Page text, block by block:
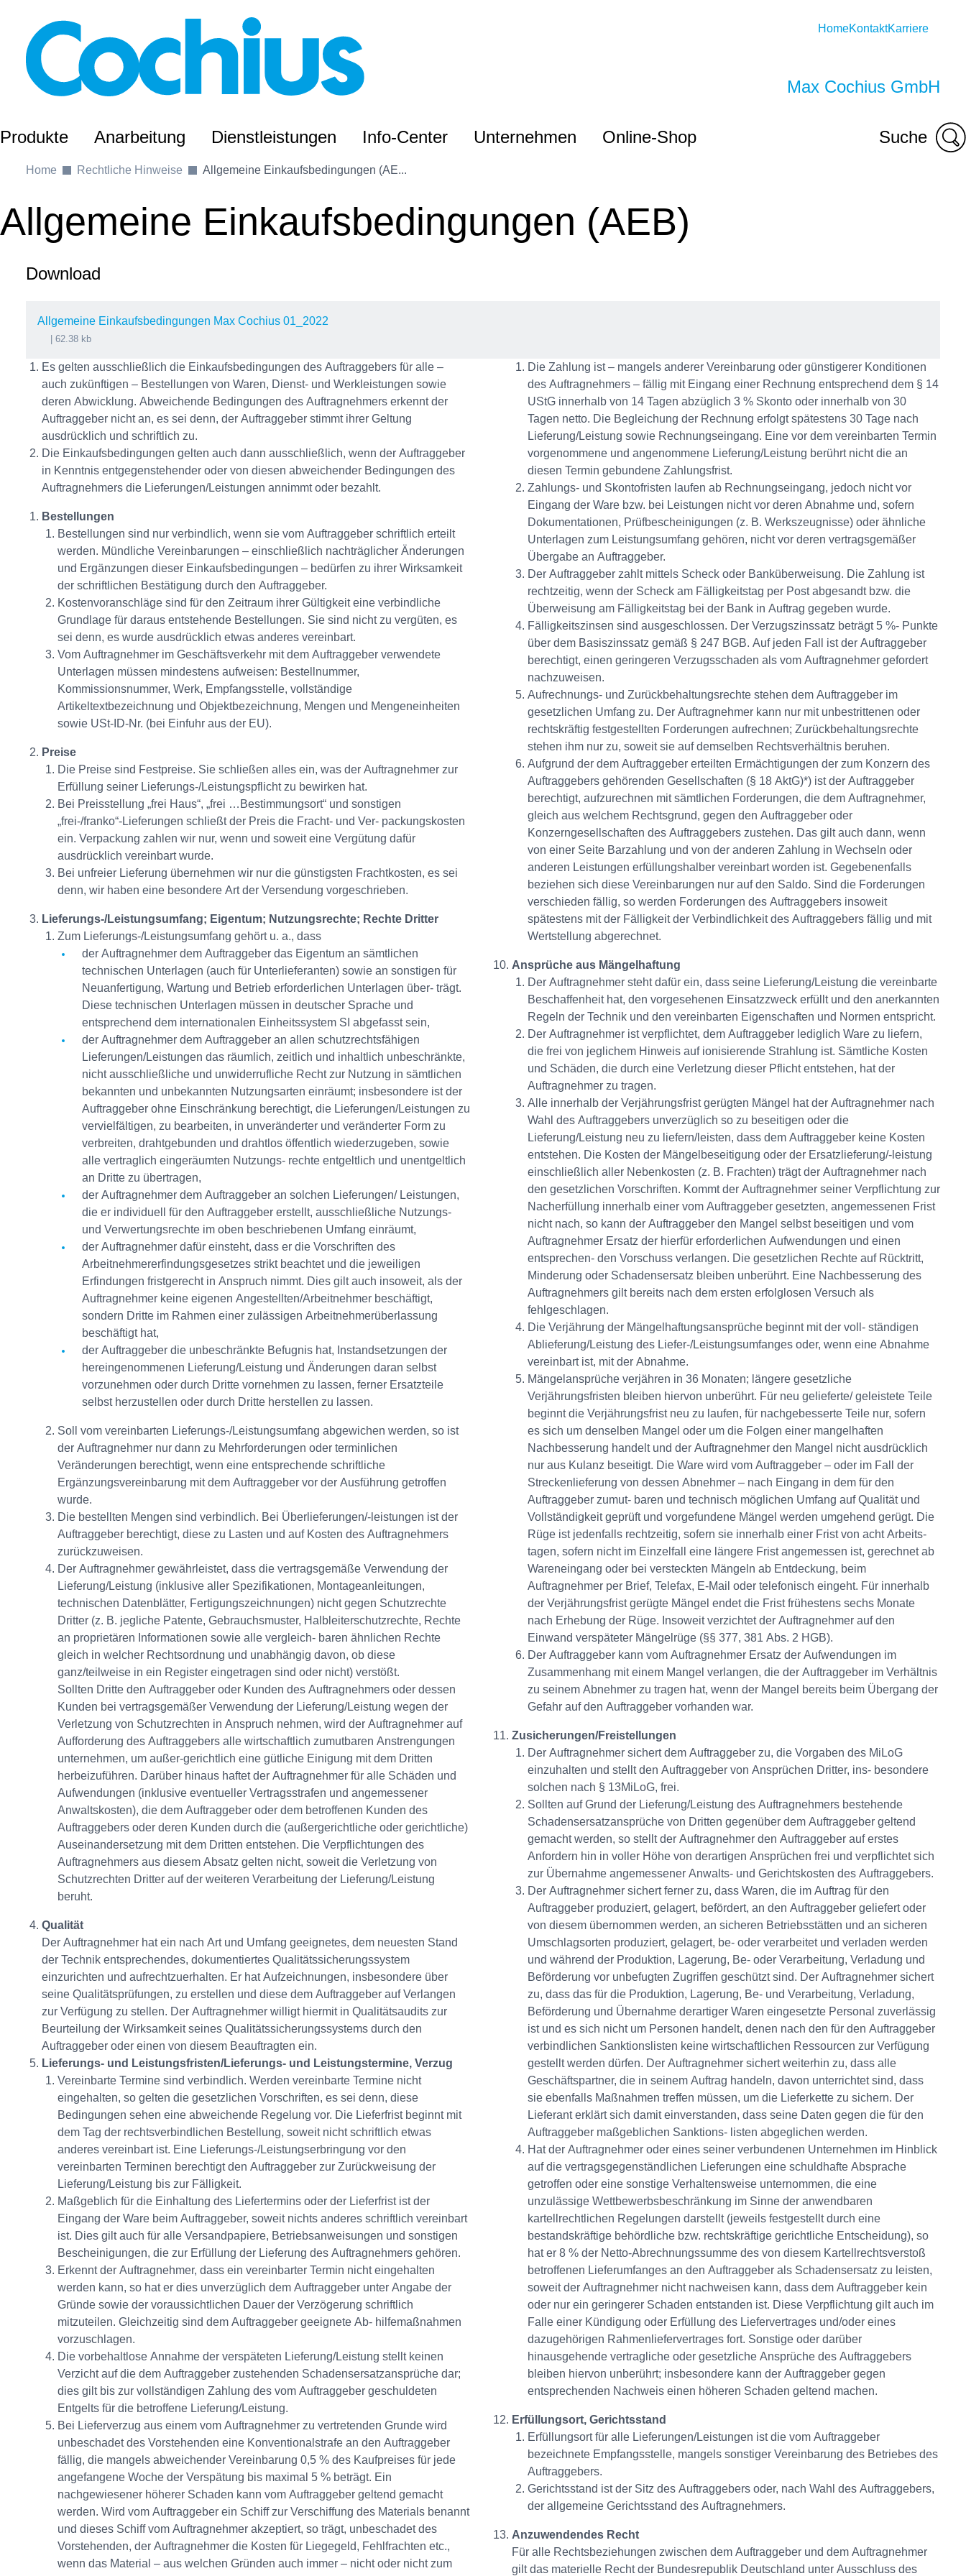
Max Cochius GmbH
HomeKontaktKarriere
Produkte Anarbeitung Dienstleistungen Info-Center Unternehmen Online-Shop Suche
Home Rechtliche Hinweise Allgemeine Einkaufsbedingungen (AE...
Allgemeine Einkaufsbedingungen (AEB)
Download
Allgemeine Einkaufsbedingungen Max Cochius 01_2022
| 62.38 kb
Es gelten ausschließlich die Einkaufsbedingungen des Auftraggebers für alle –
auch zukünftigen – Bestellungen von Waren, Dienst- und Werkleistungen sowie
deren Abwicklung. Abweichende Bedingungen des Auftragnehmers erkennt der
Auftraggeber nicht an, es sei denn, der Auftraggeber stimmt ihrer Geltung
ausdrücklich und schriftlich zu.
Die Einkaufsbedingungen gelten auch dann ausschließlich, wenn der Auftraggeber
in Kenntnis entgegenstehender oder von diesen abweichender Bedingungen des
Auftragnehmers die Lieferungen/Leistungen annimmt oder bezahlt.
Bestellungen
Bestellungen sind nur verbindlich, wenn sie vom Auftraggeber schriftlich erteilt
werden. Mündliche Vereinbarungen – einschließlich nachträglicher Änderungen
und Ergänzungen dieser Einkaufsbedingungen – bedürfen zu ihrer Wirksamkeit
der schriftlichen Bestätigung durch den Auftraggeber.
Kostenvoranschläge sind für den Zeitraum ihrer Gültigkeit eine verbindliche
Grundlage für daraus entstehende Bestellungen. Sie sind nicht zu vergüten, es
sei denn, es wurde ausdrücklich etwas anderes vereinbart.
Vom Auftragnehmer im Geschäftsverkehr mit dem Auftraggeber verwendete
Unterlagen müssen mindestens aufweisen: Bestellnummer,
Kommissionsnummer, Werk, Empfangsstelle, vollständige
Artikeltextbezeichnung und Objektbezeichnung, Mengen und Mengeneinheiten
sowie USt-ID-Nr. (bei Einfuhr aus der EU).
Preise
Die Preise sind Festpreise. Sie schließen alles ein, was der Auftragnehmer zur
Erfüllung seiner Lieferungs-/Leistungspflicht zu bewirken hat.
Bei Preisstellung „frei Haus“, „frei …Bestimmungsort“ und sonstigen
„frei-/franko“-Lieferungen schließt der Preis die Fracht- und Ver- packungskosten
ein. Verpackung zahlen wir nur, wenn und soweit eine Vergütung dafür
ausdrücklich vereinbart wurde.
Bei unfreier Lieferung übernehmen wir nur die günstigsten Frachtkosten, es sei
denn, wir haben eine besondere Art der Versendung vorgeschrieben.
Lieferungs-/Leistungsumfang; Eigentum; Nutzungsrechte; Rechte Dritter
Zum Lieferungs-/Leistungsumfang gehört u. a., dass
der Auftragnehmer dem Auftraggeber das Eigentum an sämtlichen
technischen Unterlagen (auch für Unterlieferanten) sowie an sonstigen für
Neuanfertigung, Wartung und Betrieb erforderlichen Unterlagen über- trägt.
Diese technischen Unterlagen müssen in deutscher Sprache und
entsprechend dem internationalen Einheitssystem SI abgefasst sein,
der Auftragnehmer dem Auftraggeber an allen schutzrechtsfähigen
Lieferungen/Leistungen das räumlich, zeitlich und inhaltlich unbeschränkte,
nicht ausschließliche und unwiderrufliche Recht zur Nutzung in sämtlichen
bekannten und unbekannten Nutzungsarten einräumt; insbesondere ist der
Auftraggeber ohne Einschränkung berechtigt, die Lieferungen/Leistungen zu
vervielfältigen, zu bearbeiten, in unveränderter und veränderter Form zu
verbreiten, drahtgebunden und drahtlos öffentlich wiederzugeben, sowie
alle vertraglich eingeräumten Nutzungs- rechte entgeltlich und unentgeltlich
an Dritte zu übertragen,
der Auftragnehmer dem Auftraggeber an solchen Lieferungen/ Leistungen,
die er individuell für den Auftraggeber erstellt, ausschließliche Nutzungs-
und Verwertungsrechte im oben beschriebenen Umfang einräumt,
der Auftragnehmer dafür einsteht, dass er die Vorschriften des
Arbeitnehmererfindungsgesetzes strikt beachtet und die jeweiligen
Erfindungen fristgerecht in Anspruch nimmt. Dies gilt auch insoweit, als der
Auftragnehmer keine eigenen Angestellten/Arbeitnehmer beschäftigt,
sondern Dritte im Rahmen einer zulässigen Arbeitnehmerüberlassung
beschäftigt hat,
der Auftraggeber die unbeschränkte Befugnis hat, Instandsetzungen der
hereingenommenen Lieferung/Leistung und Änderungen daran selbst
vorzunehmen oder durch Dritte vornehmen zu lassen, ferner Ersatzteile
selbst herzustellen oder durch Dritte herstellen zu lassen.
Soll vom vereinbarten Lieferungs-/Leistungsumfang abgewichen werden, so ist
der Auftragnehmer nur dann zu Mehrforderungen oder terminlichen
Veränderungen berechtigt, wenn eine entsprechende schriftliche
Ergänzungsvereinbarung mit dem Auftraggeber vor der Ausführung getroffen
wurde.
Die bestellten Mengen sind verbindlich. Bei Überlieferungen/-leistungen ist der
Auftraggeber berechtigt, diese zu Lasten und auf Kosten des Auftragnehmers
zurückzuweisen.
Der Auftragnehmer gewährleistet, dass die vertragsgemäße Verwendung der
Lieferung/Leistung (inklusive aller Spezifikationen, Montageanleitungen,
technischen Datenblätter, Fertigungszeichnungen) nicht gegen Schutzrechte
Dritter (z. B. jegliche Patente, Gebrauchsmuster, Halbleiterschutzrechte, Rechte
an proprietären Informationen sowie alle vergleich- baren ähnlichen Rechte
gleich in welcher Rechtsordnung und unabhängig davon, ob diese
ganz/teilweise in ein Register eingetragen sind oder nicht) verstößt.
Sollten Dritte den Auftraggeber oder Kunden des Auftragnehmers oder dessen
Kunden bei vertragsgemäßer Verwendung der Lieferung/Leistung wegen der
Verletzung von Schutzrechten in Anspruch nehmen, wird der Auftragnehmer auf
Aufforderung des Auftraggebers alle wirtschaftlich zumutbaren Anstrengungen
unternehmen, um außer-gerichtlich eine gütliche Einigung mit dem Dritten
herbeizuführen. Darüber hinaus haftet der Auftragnehmer für alle Schäden und
Aufwendungen (inklusive eventueller Vertragsstrafen und angemessener
Anwaltskosten), die dem Auftraggeber oder dem betroffenen Kunden des
Auftraggebers oder deren Kunden durch die (außergerichtliche oder gerichtliche)
Auseinandersetzung mit dem Dritten entstehen. Die Verpflichtungen des
Auftragnehmers aus diesem Absatz gelten nicht, soweit die Verletzung von
Schutzrechten Dritter auf der weiteren Verarbeitung der Lieferung/Leistung
beruht.
Qualität
Der Auftragnehmer hat ein nach Art und Umfang geeignetes, dem neuesten Stand
der Technik entsprechendes, dokumentiertes Qualitätssicherungssystem
einzurichten und aufrechtzuerhalten. Er hat Aufzeichnungen, insbesondere über
seine Qualitätsprüfungen, zu erstellen und diese dem Auftraggeber auf Verlangen
zur Verfügung zu stellen. Der Auftragnehmer willigt hiermit in Qualitätsaudits zur
Beurteilung der Wirksamkeit seines Qualitätssicherungssystems durch den
Auftraggeber oder einen von diesem Beauftragten ein.
Lieferungs- und Leistungsfristen/Lieferungs- und Leistungstermine, Verzug
Vereinbarte Termine sind verbindlich. Werden vereinbarte Termine nicht
eingehalten, so gelten die gesetzlichen Vorschriften, es sei denn, diese
Bedingungen sehen eine abweichende Regelung vor. Die Lieferfrist beginnt mit
dem Tag der rechtsverbindlichen Bestellung, soweit nicht schriftlich etwas
anderes vereinbart ist. Eine Lieferungs-/Leistungserbringung vor den
vereinbarten Terminen berechtigt den Auftraggeber zur Zurückweisung der
Lieferung/Leistung bis zur Fälligkeit.
Maßgeblich für die Einhaltung des Liefertermins oder der Lieferfrist ist der
Eingang der Ware beim Auftraggeber, soweit nichts anderes schriftlich vereinbart
ist. Dies gilt auch für alle Versandpapiere, Betriebsanweisungen und sonstigen
Bescheinigungen, die zur Erfüllung der Lieferung des Auftragnehmers gehören.
Erkennt der Auftragnehmer, dass ein vereinbarter Termin nicht eingehalten
werden kann, so hat er dies unverzüglich dem Auftraggeber unter Angabe der
Gründe sowie der voraussichtlichen Dauer der Verzögerung schriftlich
mitzuteilen. Gleichzeitig sind dem Auftraggeber geeignete Ab- hilfemaßnahmen
vorzuschlagen.
Die vorbehaltlose Annahme der verspäteten Lieferung/Leistung stellt keinen
Verzicht auf die dem Auftraggeber zustehenden Schadensersatzansprüche dar;
dies gilt bis zur vollständigen Zahlung des vom Auftraggeber geschuldeten
Entgelts für die betroffene Lieferung/Leistung.
Bei Lieferverzug aus einem vom Auftragnehmer zu vertretenden Grunde wird
unbeschadet des Vorstehenden eine Konventionalstrafe an den Auftraggeber
fällig, die mangels abweichender Vereinbarung 0,5 % des Kaufpreises für jede
angefangene Woche der Verspätung bis maximal 5 % beträgt. Ein
nachgewiesener höherer Schaden kann vom Auftraggeber geltend gemacht
werden. Wird vom Auftraggeber ein Schiff zur Verschiffung des Materials benannt
und dieses Schiff vom Auftragnehmer akzeptiert, so trägt, unbeschadet des
Vorstehenden, der Auftragnehmer die Kosten für Liegegeld, Fehlfrachten etc.,
wenn das Material – aus welchen Gründen auch immer – nicht oder nicht zum
Die Zahlung ist – mangels anderer Vereinbarung oder günstigerer Konditionen
des Auftragnehmers – fällig mit Eingang einer Rechnung entsprechend dem § 14
UStG innerhalb von 14 Tagen abzüglich 3 % Skonto oder innerhalb von 30
Tagen netto. Die Begleichung der Rechnung erfolgt spätestens 30 Tage nach
Lieferung/Leistung sowie Rechnungseingang. Eine vor dem vereinbarten Termin
vorgenommene und angenommene Lieferung/Leistung berührt nicht die an
diesen Termin gebundene Zahlungsfrist.
Zahlungs- und Skontofristen laufen ab Rechnungseingang, jedoch nicht vor
Eingang der Ware bzw. bei Leistungen nicht vor deren Abnahme und, sofern
Dokumentationen, Prüfbescheinigungen (z. B. Werkszeugnisse) oder ähnliche
Unterlagen zum Leistungsumfang gehören, nicht vor deren vertragsgemäßer
Übergabe an Auftraggeber.
Der Auftraggeber zahlt mittels Scheck oder Banküberweisung. Die Zahlung ist
rechtzeitig, wenn der Scheck am Fälligkeitstag per Post abgesandt bzw. die
Überweisung am Fälligkeitstag bei der Bank in Auftrag gegeben wurde.
Fälligkeitszinsen sind ausgeschlossen. Der Verzugszinssatz beträgt 5 %- Punkte
über dem Basiszinssatz gemäß § 247 BGB. Auf jeden Fall ist der Auftraggeber
berechtigt, einen geringeren Verzugsschaden als vom Auftragnehmer gefordert
nachzuweisen.
Aufrechnungs- und Zurückbehaltungsrechte stehen dem Auftraggeber im
gesetzlichen Umfang zu. Der Auftragnehmer kann nur mit unbestrittenen oder
rechtskräftig festgestellten Forderungen aufrechnen; Zurückbehaltungsrechte
stehen ihm nur zu, soweit sie auf demselben Rechtsverhältnis beruhen.
Aufgrund der dem Auftraggeber erteilten Ermächtigungen der zum Konzern des
Auftraggebers gehörenden Gesellschaften (§ 18 AktG)*) ist der Auftraggeber
berechtigt, aufzurechnen mit sämtlichen Forderungen, die dem Auftragnehmer,
gleich aus welchem Rechtsgrund, gegen den Auftraggeber oder
Konzerngesellschaften des Auftraggebers zustehen. Das gilt auch dann, wenn
von einer Seite Barzahlung und von der anderen Zahlung in Wechseln oder
anderen Leistungen erfüllungshalber vereinbart worden ist. Gegebenenfalls
beziehen sich diese Vereinbarungen nur auf den Saldo. Sind die Forderungen
verschieden fällig, so werden Forderungen des Auftraggebers insoweit
spätestens mit der Fälligkeit der Verbindlichkeit des Auftraggebers fällig und mit
Wertstellung abgerechnet.
Ansprüche aus Mängelhaftung
Der Auftragnehmer steht dafür ein, dass seine Lieferung/Leistung die vereinbarte
Beschaffenheit hat, den vorgesehenen Einsatzzweck erfüllt und den anerkannten
Regeln der Technik und den vereinbarten Eigenschaften und Normen entspricht.
Der Auftragnehmer ist verpflichtet, dem Auftraggeber lediglich Ware zu liefern,
die frei von jeglichem Hinweis auf ionisierende Strahlung ist. Sämtliche Kosten
und Schäden, die durch eine Verletzung dieser Pflicht entstehen, hat der
Auftragnehmer zu tragen.
Alle innerhalb der Verjährungsfrist gerügten Mängel hat der Auftragnehmer nach
Wahl des Auftraggebers unverzüglich so zu beseitigen oder die
Lieferung/Leistung neu zu liefern/leisten, dass dem Auftraggeber keine Kosten
entstehen. Die Kosten der Mängelbeseitigung oder der Ersatzlieferung/-leistung
einschließlich aller Nebenkosten (z. B. Frachten) trägt der Auftragnehmer nach
den gesetzlichen Vorschriften. Kommt der Auftragnehmer seiner Verpflichtung zur
Nacherfüllung innerhalb einer vom Auftraggeber gesetzten, angemessenen Frist
nicht nach, so kann der Auftraggeber den Mangel selbst beseitigen und vom
Auftragnehmer Ersatz der hierfür erforderlichen Aufwendungen und einen
entsprechen- den Vorschuss verlangen. Die gesetzlichen Rechte auf Rücktritt,
Minderung oder Schadensersatz bleiben unberührt. Eine Nachbesserung des
Auftragnehmers gilt bereits nach dem ersten erfolglosen Versuch als
fehlgeschlagen.
Die Verjährung der Mängelhaftungsansprüche beginnt mit der voll- ständigen
Ablieferung/Leistung des Liefer-/Leistungsumfanges oder, wenn eine Abnahme
vereinbart ist, mit der Abnahme.
Mängelansprüche verjähren in 36 Monaten; längere gesetzliche
Verjährungsfristen bleiben hiervon unberührt. Für neu gelieferte/ geleistete Teile
beginnt die Verjährungsfrist neu zu laufen, für nachgebesserte Teile nur, sofern
es sich um denselben Mangel oder um die Folgen einer mangelhaften
Nachbesserung handelt und der Auftragnehmer den Mangel nicht ausdrücklich
nur aus Kulanz beseitigt. Die Ware wird vom Auftraggeber – oder im Fall der
Streckenlieferung von dessen Abnehmer – nach Eingang in dem für den
Auftraggeber zumut- baren und technisch möglichen Umfang auf Qualität und
Vollständigkeit geprüft und vorgefundene Mängel werden umgehend gerügt. Die
Rüge ist jedenfalls rechtzeitig, sofern sie innerhalb einer Frist von acht Arbeits-
tagen, sofern nicht im Einzelfall eine längere Frist angemessen ist, gerechnet ab
Wareneingang oder bei versteckten Mängeln ab Entdeckung, beim
Auftragnehmer per Brief, Telefax, E-Mail oder telefonisch eingeht. Für innerhalb
der Verjährungsfrist gerügte Mängel endet die Frist frühestens sechs Monate
nach Erhebung der Rüge. Insoweit verzichtet der Auftragnehmer auf den
Einwand verspäteter Mängelrüge (§§ 377, 381 Abs. 2 HGB).
Der Auftraggeber kann vom Auftragnehmer Ersatz der Aufwendungen im
Zusammenhang mit einem Mangel verlangen, die der Auftraggeber im Verhältnis
zu seinem Abnehmer zu tragen hat, wenn der Mangel bereits beim Übergang der
Gefahr auf den Auftraggeber vorhanden war.
Zusicherungen/Freistellungen
Der Auftragnehmer sichert dem Auftraggeber zu, die Vorgaben des MiLoG
einzuhalten und stellt den Auftraggeber von Ansprüchen Dritter, ins- besondere
solchen nach § 13MiLoG, frei.
Sollten auf Grund der Lieferung/Leistung des Auftragnehmers bestehende
Schadensersatzansprüche von Dritten gegenüber dem Auftraggeber geltend
gemacht werden, so stellt der Auftragnehmer den Auftraggeber auf erstes
Anfordern hin in voller Höhe von derartigen Ansprüchen frei und verpflichtet sich
zur Übernahme angemessener Anwalts- und Gerichtskosten des Auftraggebers.
Der Auftragnehmer sichert ferner zu, dass Waren, die im Auftrag für den
Auftraggeber produziert, gelagert, befördert, an den Auftraggeber geliefert oder
von diesem übernommen werden, an sicheren Betriebsstätten und an sicheren
Umschlagsorten produziert, gelagert, be- oder verarbeitet und verladen werden
und während der Produktion, Lagerung, Be- oder Verarbeitung, Verladung und
Beförderung vor unbefugten Zugriffen geschützt sind. Der Auftragnehmer sichert
zu, dass das für die Produktion, Lagerung, Be- und Verarbeitung, Verladung,
Beförderung und Übernahme derartiger Waren eingesetzte Personal zuverlässig
ist und es sich nicht um Personen handelt, denen nach den für den Auftraggeber
verbindlichen Sanktionslisten keine wirtschaftlichen Ressourcen zur Verfügung
gestellt werden dürfen. Der Auftragnehmer sichert weiterhin zu, dass alle
Geschäftspartner, die in seinem Auftrag handeln, davon unterrichtet sind, dass
sie ebenfalls Maßnahmen treffen müssen, um die Lieferkette zu sichern. Der
Lieferant erklärt sich damit einverstanden, dass seine Daten gegen die für den
Auftraggeber maßgeblichen Sanktions- listen abgeglichen werden.
Hat der Auftragnehmer oder eines seiner verbundenen Unternehmen im Hinblick
auf die vertragsgegenständlichen Lieferungen eine schuldhafte Absprache
getroffen oder eine sonstige Verhaltensweise unternommen, die eine
unzulässige Wettbewerbsbeschränkung im Sinne der anwendbaren
kartellrechtlichen Regelungen darstellt (jeweils festgestellt durch eine
bestandskräftige behördliche bzw. rechtskräftige gerichtliche Entscheidung), so
hat er 8 % der Netto-Abrechnungssumme des von diesem Kartellrechtsverstoß
betroffenen Lieferumfanges an den Auftraggeber als Schadensersatz zu leisten,
soweit der Auftragnehmer nicht nachweisen kann, dass dem Auftraggeber kein
oder nur ein geringerer Schaden entstanden ist. Diese Verpflichtung gilt auch im
Falle einer Kündigung oder Erfüllung des Liefervertrages und/oder eines
dazugehörigen Rahmenliefervertrages fort. Sonstige oder darüber
hinausgehende vertragliche oder gesetzliche Ansprüche des Auftraggebers
bleiben hiervon unberührt; insbesondere kann der Auftraggeber gegen
entsprechenden Nachweis einen höheren Schaden geltend machen.
Erfüllungsort, Gerichtsstand
Erfüllungsort für alle Lieferungen/Leistungen ist die vom Auftraggeber
bezeichnete Empfangsstelle, mangels sonstiger Vereinbarung des Betriebes des
Auftraggebers.
Gerichtsstand ist der Sitz des Auftraggebers oder, nach Wahl des Auftraggebers,
der allgemeine Gerichtsstand des Auftragnehmers.
Anzuwendendes Recht
Für alle Rechtsbeziehungen zwischen dem Auftraggeber und dem Auftragnehmer
gilt das materielle Recht der Bundesrepublik Deutschland unter Ausschluss des